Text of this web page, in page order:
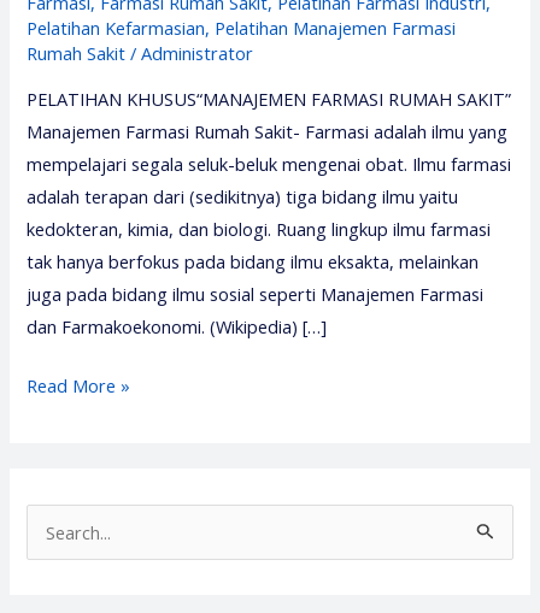
Pelatihan Kefarmasian, Pelatihan Manajemen Farmasi
Rumah Sakit /Administrator
PELATIHAN KHUSUS“MANAJEMEN FARMASI RUMAH SAKIT”
Manajemen Farmasi Rumah Sakit- Farmasi adalah ilmu yang
mempelajari segala seluk-beluk mengenai obat. Ilmu farmasi
adalah terapan dari (sedikitnya) tiga bidang ilmu yaitu
kedokteran, kimia, dan biologi. Ruang lingkup ilmu farmasi
tak hanya berfokus pada bidang ilmu eksakta, melainkan
juga pada bidang ilmu sosial seperti Manajemen Farmasi
dan Farmakoekonomi. (Wikipedia) […]
Pelatihan
Pelatihan
Manajemen
Read More »
e